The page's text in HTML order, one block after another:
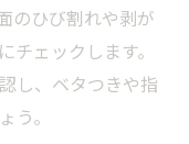
のひび割れや剥が
ェックします。
し、ベタつきや指
う。